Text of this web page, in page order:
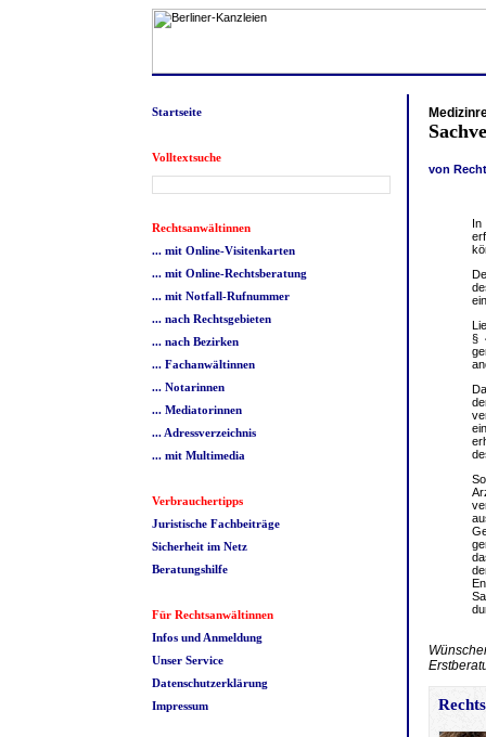
Startseite
Volltextsuche
Rechtsanwältinnen
... mit Online-Visitenkarten
... mit Online-Rechtsberatung
... mit Notfall-Rufnummer
... nach Rechtsgebieten
... nach Bezirken
... Fachanwältinnen
... Notarinnen
... Mediatorinnen
... Adressverzeichnis
... mit Multimedia
Verbrauchertipps
Juristische Fachbeiträge
Sicherheit im Netz
Beratungshilfe
Für Rechtsanwältinnen
Infos und Anmeldung
Unser Service
Datenschutzerklärung
Impressum
von
In
§